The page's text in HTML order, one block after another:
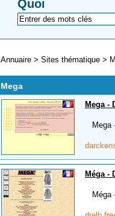
Quoi
Annuaire > Sites thématique >
Mega
Mega -
Mega
Méga -
Méga